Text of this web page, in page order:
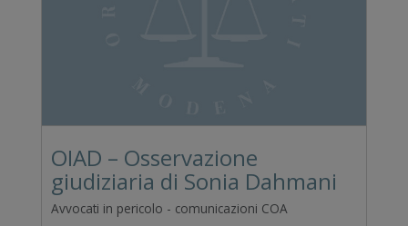
OIAD – Osservazione
giudiziaria di Sonia Dahmani
Avvocati in pericolo - comunicazioni COA